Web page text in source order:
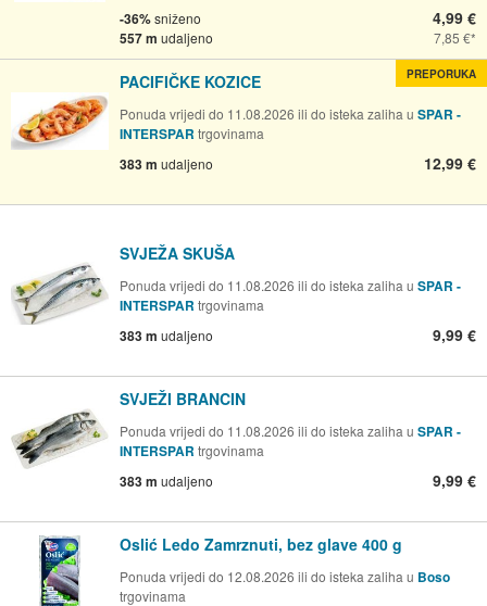
-36%sniženo
557 m udaljeno
4,99 €
7,85 €
PACIFIČKE KOZICE
Ponuda vrijedi do 11.08.2026 ili do isteka zaliha u SPAR -
INTERSPAR trgovinama
383 m udaljeno 12,99 €
PREPORUKA
SVJEŽA SKUŠA
Ponuda vrijedi do 11.08.2026 ili do isteka zaliha u SPAR -
INTERSPAR trgovinama
383 m udaljeno 9,99 €
SVJEŽI BRANCIN
Ponuda vrijedi do 11.08.2026 ili do isteka zaliha u SPAR -
INTERSPAR trgovinama
383 m udaljeno 9,99 €
Oslić Ledo Zamrznuti, bez glave 400 g
Ponuda vrijedi do 12.08.2026 ili do isteka zaliha u Boso
trgovinama